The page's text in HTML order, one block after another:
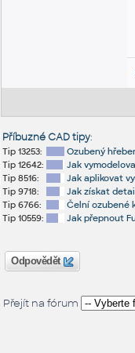
Příbuzné CAD tipy:
Tip 13253:
Ozubený
Tip 12642:
Jak
Tip 8516:
Jak aplikovat
Tip 9718:
Jak získat
Tip 6766:
Čelní ozubené
Tip 10559:
Jak přepnout
Odpovědět
Přejít na fórum